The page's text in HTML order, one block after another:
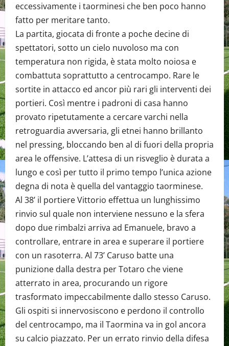
eccessivamente i taorminesi che ben poco hanno
fatto per meritare tanto.
La partita, giocata di fronte a poche decine di
spettatori, sotto un cielo nuvoloso ma con
temperatura non rigida, è stata molto noiosa e
combattuta soprattutto a centrocampo. Rare le
sortite in attacco ed ancor più rari gli interventi dei
portieri. Così mentre i padroni di casa hanno
provato ripetutamente a cercare varchi nella
retroguardia avversaria, gli etnei hanno brillanto
nel pressing, bloccando ben al di fuori della propria
area le offensive. L’attesa di un risveglio è durata a
lungo e così per tutto il primo tempo l’unica azione
degna di nota è quella del vantaggio taorminese.
Al 38’ il portiere Vittorio effettua un lunghissimo
rinvio sul quale non interviene nessuno e la sfera
dopo due rimbalzi arriva ad Emanuele, bravo a
controllare, entrare in area e superare il portiere
con un rasoterra. Al 73’ Caruso batte una
punizione dalla destra per Totaro che viene
atterrato in area, procurando un rigore
trasformato impeccabilmente dallo stesso Caruso.
Gli ospiti si innervosiscono e perdono il controllo
del centrocampo, ma il Taormina va in gol ancora
su calcio piazzato. Per un errato rinvio della difesa